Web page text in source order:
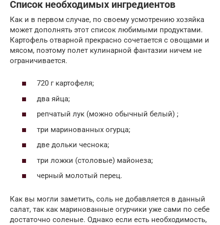
Список необходимых ингредиентов
Как и в первом случае, по своему усмотрению хозяйка
может дополнять этот список любимыми продуктами.
Картофель отварной прекрасно сочетается с овощами и
мясом, поэтому полет кулинарной фантазии ничем не
ограничивается.
720 г картофеля;
два яйца;
репчатый лук (можно обычный белый) ;
три маринованных огурца;
две дольки чеснока;
три ложки (столовые) майонеза;
черный молотый перец.
Как вы могли заметить, соль не добавляется в данный
салат, так как маринованные огурчики уже сами по себе
достаточно соленые. Однако если есть необходимость,